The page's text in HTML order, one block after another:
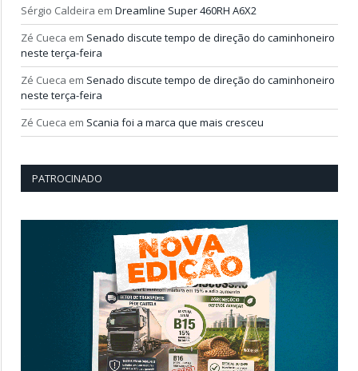
Sérgio Caldeira em Dreamline Super 460RH A6X2
Zé Cueca em Senado discute tempo de direção do caminhoneiro
neste terça-feira
Zé Cueca em Senado discute tempo de direção do caminhoneiro
neste terça-feira
Zé Cueca em Scania foi a marca que mais cresceu
PATROCINADO